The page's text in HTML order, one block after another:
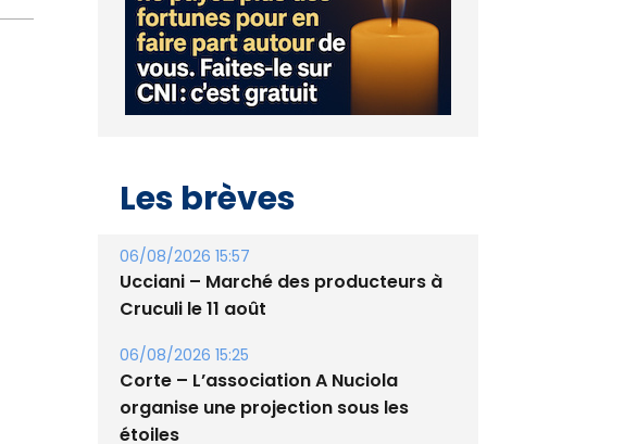
Les brèves
06/08/2026 15:57
Cruculi le 11 août
06/08/2026 15:25
Corte – L’association A Nuciola